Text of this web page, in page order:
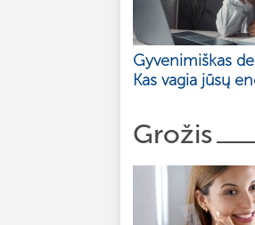
Gyvenimiškas
Kas vagia jūsų
Grožis